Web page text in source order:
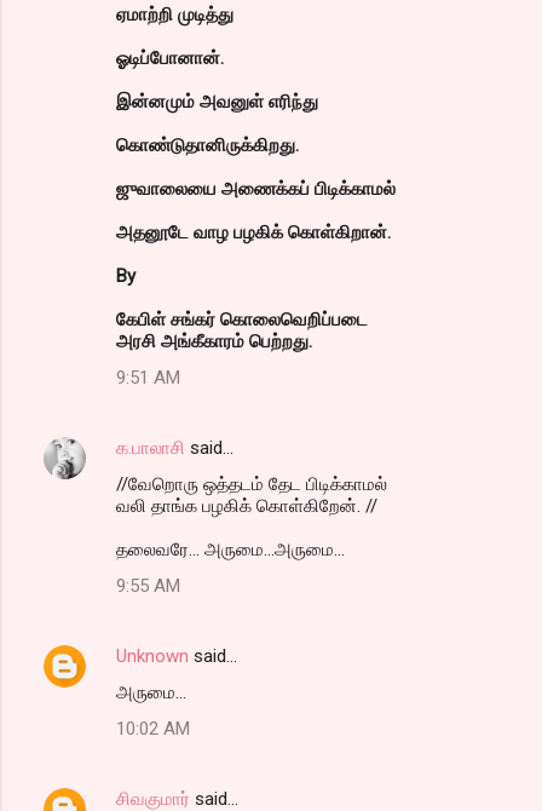
ஏமாற்றி முடித்து
ஓடிப்போனான்.
இன்னமும் அவனுள் எரிந்து
கொண்டுதானிருக்கிறது.
ஜுவாலையை அணைக்கப் பிடிக்காமல்
அதனூடே வாழ பழகிக் கொள்கிறான்.
By
கேபிள் சங்கர் கொலைவெறிப்படை
அரசி அங்கீகாரம் பெற்றது.
9:51 AM
க.பாலாசி said…
//வேறொரு ஒத்தடம் தேட பிடிக்காமல்
வலி தாங்க பழகிக் கொள்கிறேன். //
தலைவரே... அருமை...அருமை...
9:55 AM
Unknown said…
அருமை...
10:02 AM
சிவகுமார் said…